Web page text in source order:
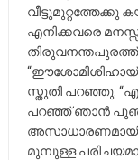
വീട്ടുമുറ്റത്തേക്കു
എനിക്കവരെ
തിരുവനന്തപുരത്ത്
സ്തുതി പറഞ്ഞു.
പറഞ്ഞ് ഞാൻ
അസാധാരണമായി
മുമ്പുള്ള